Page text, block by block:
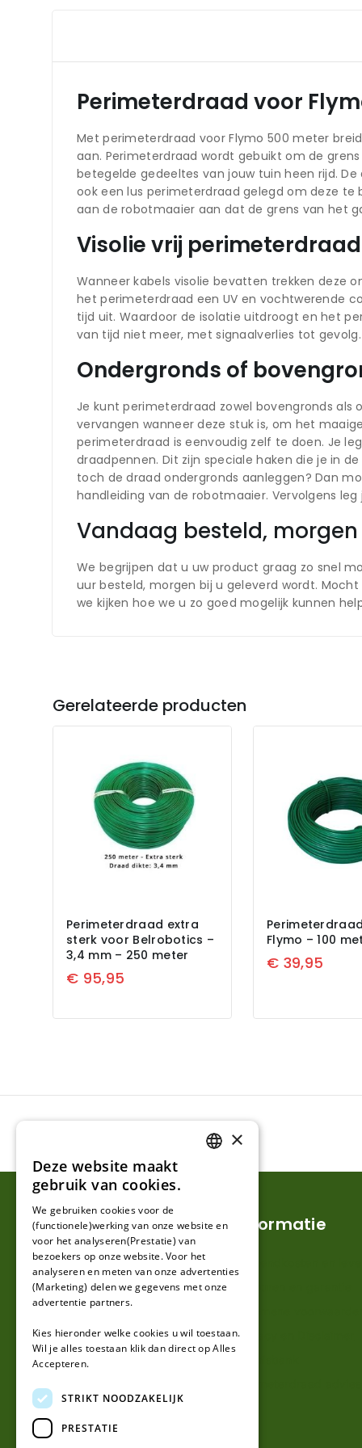
Perimeterdraad voor
Met perimeterdraad voor Flymo 500 meter
aan. Perimeterdraad wordt gebuikt om de
betegelde gedeeltes van jouw tuin heen rijd.
ook een lus perimeterdraad gelegd om deze
aan de robotmaaier aan dat de grens van het
Visolie vrij
Wanneer kabels visolie bevatten trekken deze
het perimeterdraad een UV en vochtwerende
tijd uit. Waardoor de isolatie uitdroogt en het
van tijd niet meer, met signaalverlies tot
Ondergronds of
Je kunt perimeterdraad zowel bovengronds als
vervangen wanneer deze stuk is, om het
perimeterdraad is eenvoudig zelf te doen. Je
draadpennen. Dit zijn speciale haken die je in
toch de draad ondergronds aanleggen? Dan
handleiding van de robotmaaier. Vervolgens
Vandaag
We begrijpen dat u uw product graag zo snel
uur besteld, morgen bij u geleverd wordt.
we kijken hoe we u zo goed mogelijk kunnen
Gerelateerde producten
Perimeterdraad extra
sterk voor Belrobotics –
3,4 mm – 250 meter
€ 95,95
Flymo – 100
€ 39,95
Klantenservice
Mijn account
Klantenservice
Over ons
Informatie
Privacy en Disclaimer
GERMAN
×
Deze website maakt
gebruik van cookies.
We gebruiken cookies voor de
(functionele)werking van onze website en
voor het analyseren(Prestatie) van
bezoekers op onze website. Voor het
analyseren en meten van onze advertenties
(Marketing) delen we gegevens met onze
advertentie partners.
Kies hieronder welke cookies u wil toestaan.
Wil je alles toestaan klik dan direct op Alles
Accepteren.
STRIKT NOODZAKELIJK
PRESTATIE